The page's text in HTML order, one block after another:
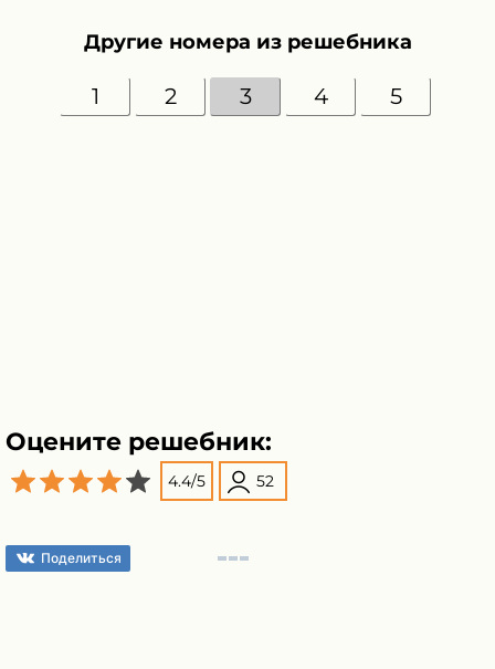
Другие номера из решебника
1 2 3 4 5
Оцените решебник:
4.4/5 52
Поделиться